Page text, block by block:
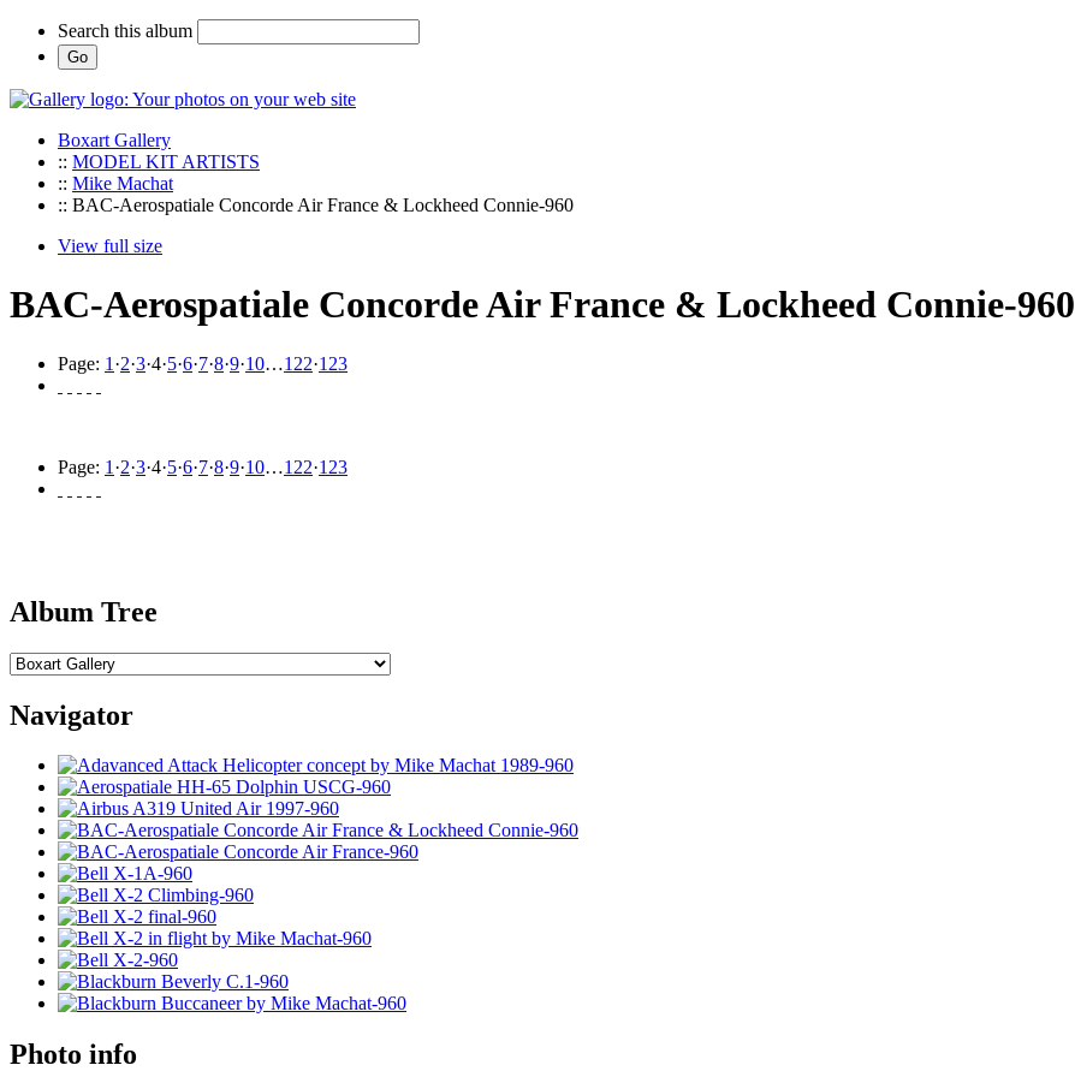
Search this album
Boxart Gallery
:: MODEL KIT ARTISTS
:: Mike Machat
:: BAC-Aerospatiale Concorde Air France & Lockheed Connie-960
View full size
BAC-Aerospatiale Concorde Air France & Lockheed Connie-960
Page: 1 ·2·3·4·5·6·7·8·9·10…122·123
Page: 1 ·2·3·4·5·6·7·8·9·10…122·123
Album Tree
Navigator
Photo info